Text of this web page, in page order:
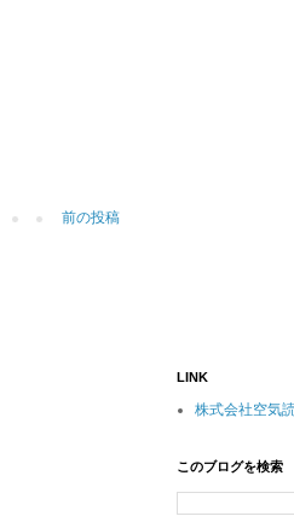
前の投稿
LINK
株式会社空気
このブログを検索